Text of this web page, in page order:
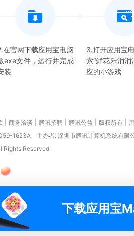
在官网下载应用宝电脑
exe文件，运行并完成
装
3.打开应用宝
索“鲜花乐消消
应的小游戏
商务洽谈 腾讯招聘 腾讯公益 版权所有
1623A
主办者: 深圳市腾讯计算机系统有限
Reserved
下载应用宝